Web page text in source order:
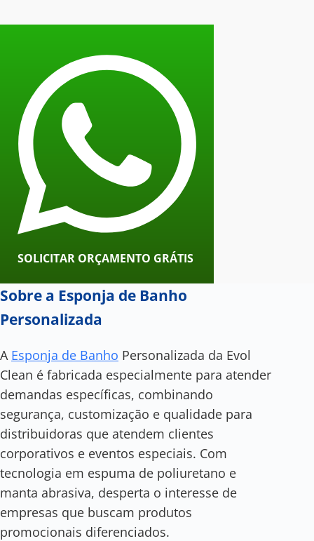
SOLICITAR ORÇAMENTO GRÁTIS
Sobre a Esponja de Banho
Personalizada
A Esponja de Banho Personalizada da Evol
Clean é fabricada especialmente para atender
demandas específicas, combinando
segurança, customização e qualidade para
distribuidoras que atendem clientes
corporativos e eventos especiais. Com
tecnologia em espuma de poliuretano e
manta abrasiva, desperta o interesse de
empresas que buscam produtos
promocionais diferenciados.